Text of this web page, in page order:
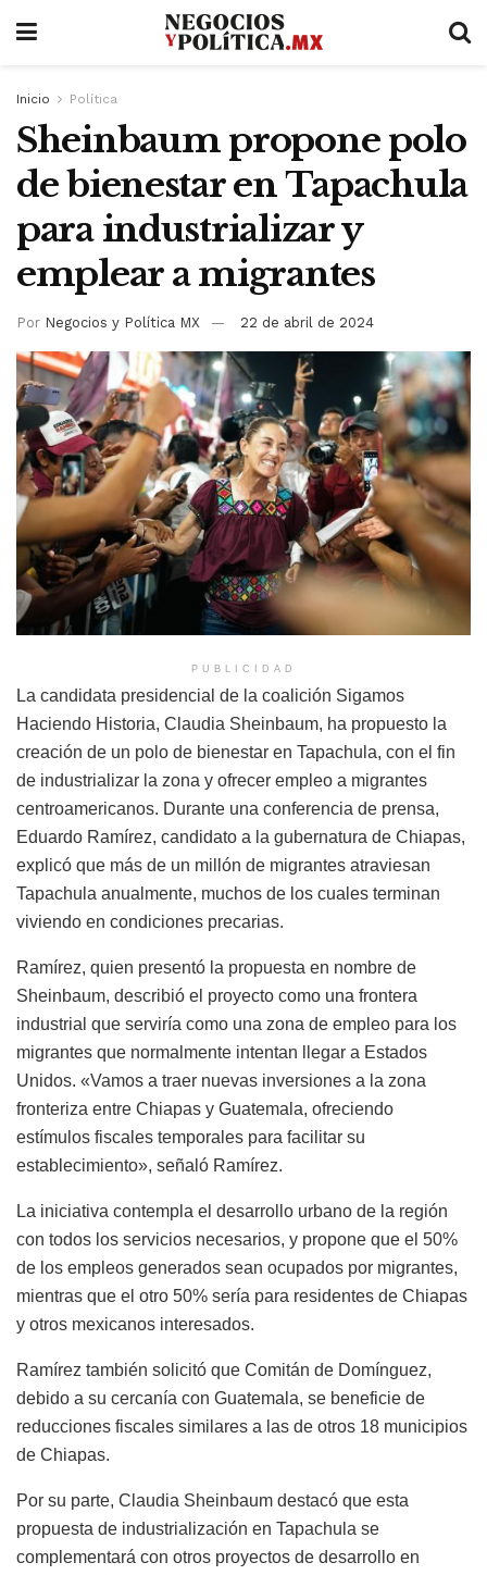
Inicio Política
Sheinbaum propone polo
de bienestar en Tapachula
para industrializar y
emplear a migrantes
Por Negocios y Política MX 22 de abril de 2024
PUBLICIDAD
La candidata presidencial de la coalición Sigamos
Haciendo Historia, Claudia Sheinbaum, ha propuesto la
creación de un polo de bienestar en Tapachula, con el fin
de industrializar la zona y ofrecer empleo a migrantes
centroamericanos. Durante una conferencia de prensa,
Eduardo Ramírez, candidato a la gubernatura de Chiapas,
explicó que más de un millón de migrantes atraviesan
Tapachula anualmente, muchos de los cuales terminan
viviendo en condiciones precarias.
Ramírez, quien presentó la propuesta en nombre de
Sheinbaum, describió el proyecto como una frontera
industrial que serviría como una zona de empleo para los
migrantes que normalmente intentan llegar a Estados
Unidos. «Vamos a traer nuevas inversiones a la zona
fronteriza entre Chiapas y Guatemala, ofreciendo
estímulos fiscales temporales para facilitar su
establecimiento», señaló Ramírez.
La iniciativa contempla el desarrollo urbano de la región
con todos los servicios necesarios, y propone que el 50%
de los empleos generados sean ocupados por migrantes,
mientras que el otro 50% sería para residentes de Chiapas
y otros mexicanos interesados.
Ramírez también solicitó que Comitán de Domínguez,
debido a su cercanía con Guatemala, se beneficie de
reducciones fiscales similares a las de otros 18 municipios
de Chiapas.
Por su parte, Claudia Sheinbaum destacó que esta
propuesta de industrialización en Tapachula se
complementará con otros proyectos de desarrollo en